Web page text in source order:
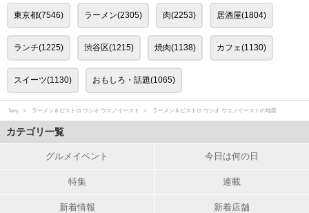
東京都(7546) ラーメン(2305) 肉(2253) 居酒屋(1804)
ランチ(1225) 渋谷区(1215) 焼肉(1138) カフェ(1130)
スイーツ(1130) おもしろ・話題(1065)
favy ラーメン＆ビストロ ウシオ ウエノイースト ラーメン＆ビストロ ウシオ ウエノイーストの地図
カテゴリ一覧
グルメイベント 今日は何の日
特集 連載
新着情報 新着店舗